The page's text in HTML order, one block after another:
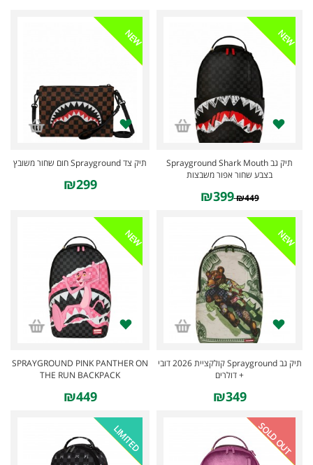
NEW
תיק גב Sprayground Shark Mouth
בצבע שחור אפור משבצות
₪449
₪399
NEW
תיק צד Sprayground חום שחור משובץ
₪299
NEW
תיק גב Sprayground קולקציית 2026 דובי
+ דולרים
₪349
NEW
SPRAYGROUND PINK PANTHER ON
THE RUN BACKPACK
₪449
SOLD OUT
LIMITED